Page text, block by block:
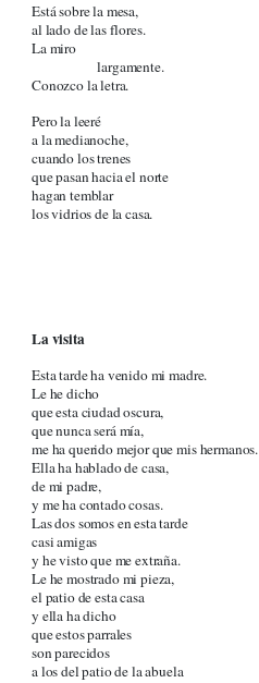
Está sobre la mesa,
al lado de las flores.
La miro
largamente.
Conozco la letra.
Pero la leeré
a la medianoche,
cuando los trenes
que pasan hacia el norte
hagan temblar
los vidrios de la casa.
La visita
Esta tarde ha venido mi madre.
Le he dicho
que esta ciudad oscura,
que nunca será mía,
me ha querido mejor que mis hermanos.
Ella ha hablado de casa,
de mi padre,
y me ha contado cosas.
Las dos somos en esta tarde
casi amigas
y he visto que me extraña.
Le he mostrado mi pieza,
el patio de esta casa
y ella ha dicho
que estos parrales
son parecidos
a los del patio de la abuela